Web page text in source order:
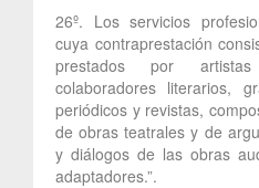
26º. Los servicios
cuya contraprestación
prestados por artistas
colaboradores literarios,
periódicos y revistas,
de obras teatrales y de
y diálogos de las obras
adaptadores.”.